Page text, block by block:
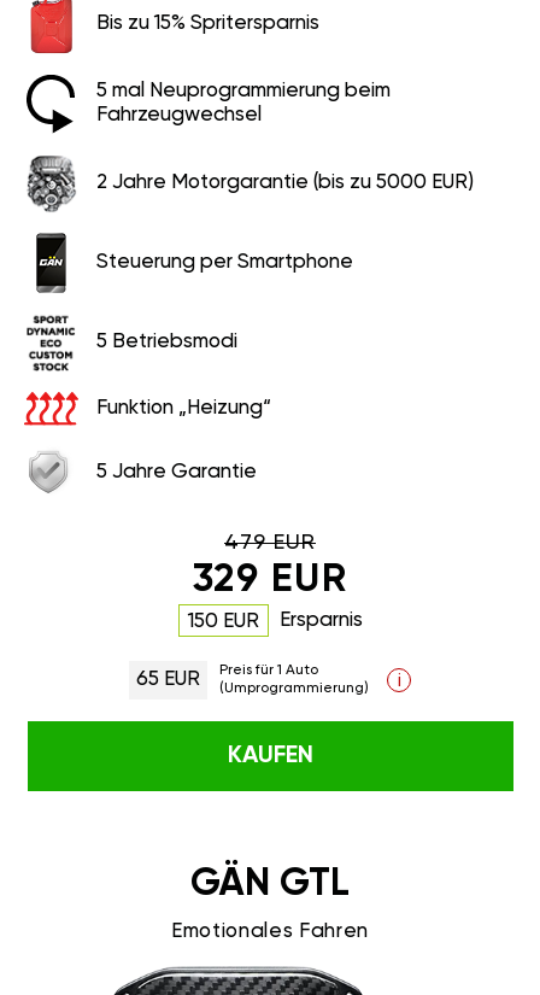
Bis zu 15% Spritersparnis
5 mal Neuprogrammierung beim
Fahrzeugwechsel
2 Jahre Motorgarantie (bis zu 5000 EUR)
Steuerung per Smartphone
5 Betriebsmodi
Funktion „Heizung“
5 Jahre Garantie
479 EUR
329 EUR
150 EUR Ersparnis
65 EUR
Preis für 1 Auto
(Umprogrammierung)
i
KAUFEN
GÄN GTL
Emotionales Fahren